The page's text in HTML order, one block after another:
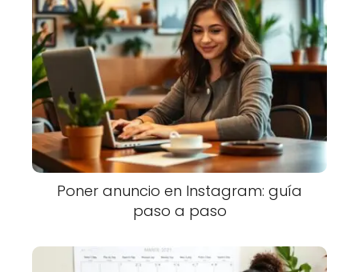
Poner anuncio en Instagram: guía
paso a paso